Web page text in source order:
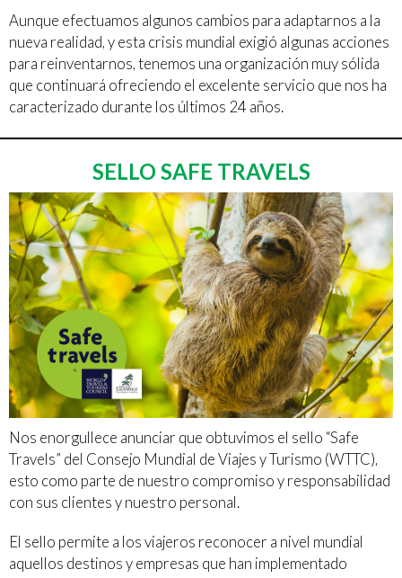
Aunque efectuamos algunos cambios para adaptarnos a la
nueva realidad, y esta crisis mundial exigió algunas acciones
para reinventarnos, tenemos una organización muy sólida
que continuará ofreciendo el excelente servicio que nos ha
caracterizado durante los últimos 24 años.
SELLO SAFE TRAVELS
Nos enorgullece anunciar que obtuvimos el sello “Safe
Travels” del Consejo Mundial de Viajes y Turismo (WTTC),
esto como parte de nuestro compromiso y responsabilidad
con sus clientes y nuestro personal.
El sello permite a los viajeros reconocer a nivel mundial
aquellos destinos y empresas que han implementado